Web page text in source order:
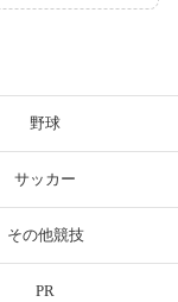
野球
サッカー
その他競技
PR